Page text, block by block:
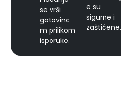
se vrši
gotovino
m prilikom
isporuke.
e su
sigurne i
zaštićene.